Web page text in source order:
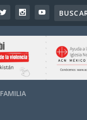
FAMILIA